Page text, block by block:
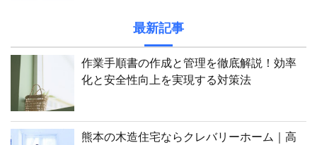
最新記事
作業手順書の作成と管理を徹底解説！効率
化と安全性向上を実現する対策法
熊本の木造住宅ならクレバリーホーム｜高